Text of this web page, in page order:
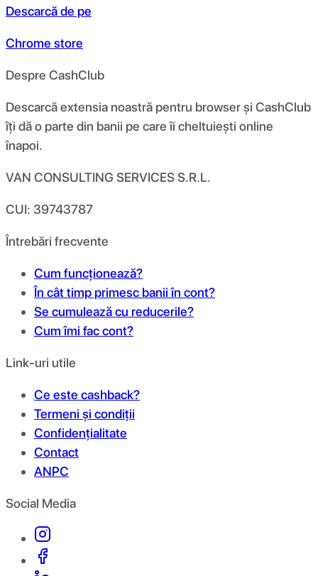
Descarcă de pe
Chrome store
Despre CashClub
Descarcă extensia noastră pentru browser și CashClub
îți dă o parte din banii pe care îi cheltuiești online
înapoi.
VAN CONSULTING SERVICES S.R.L.
CUI: 39743787
Întrebări frecvente
Cum funcționează?
În cât timp primesc banii în cont?
Se cumulează cu reducerile?
Cum îmi fac cont?
Link-uri utile
Ce este cashback?
Termeni și condiții
Confidențialitate
Contact
ANPC
Social Media